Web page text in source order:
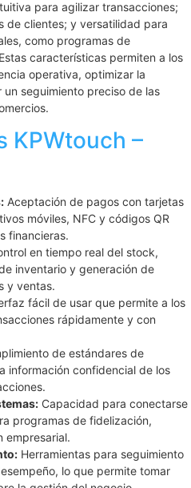
para agilizar transacciones;
de clientes; y versatilidad para
como programas de
características permiten a los
operativa, optimizar la
seguimiento preciso de las
KPWtouch –
Aceptación de pagos con tarjetas
móviles, NFC y códigos QR
financieras.
en tiempo real del stock,
inventario y generación de
y ventas.
fácil de usar que permite a los
rápidamente y con
de estándares de
información confidencial de los
Capacidad para conectarse
programas de fidelización,
empresarial.
Herramientas para seguimiento
lo que permite tomar